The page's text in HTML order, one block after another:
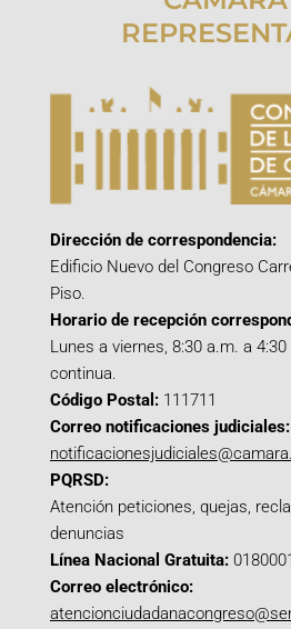
Dirección de correspondencia:
Edificio Nuevo del Congreso
Piso.
Horario de recepción
Lunes a viernes, 8:30 a.m. a
continua.
Código Postal: 111711
Correo notificaciones judiciales:
PQRSD:
Atención peticiones, quejas,
denuncias
Línea Nacional Gratuita:
Correo electrónico: